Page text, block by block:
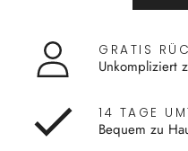
GRATIS
Unkompliziert
14 TAGE
Bequem zu